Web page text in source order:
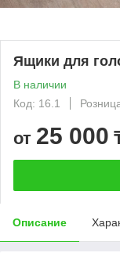
Ящики для
В наличии
Код: 16.1
от 25 000
Описание